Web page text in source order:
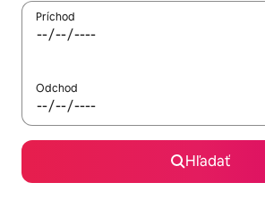
Príchod
Odchod
Hľadať